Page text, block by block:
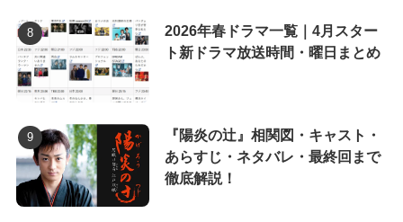
2026年春ドラマ一覧｜4月スター
ト新ドラマ放送時間・曜日まとめ
『陽炎の辻』相関図・キャスト・
あらすじ・ネタバレ・最終回まで
徹底解説！